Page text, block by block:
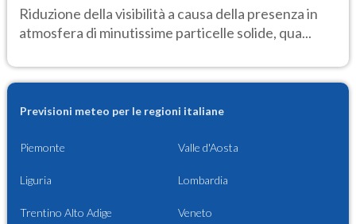
Riduzione della visibilità a causa della presenza in
atmosfera di minutissime particelle solide, qua...
Previsioni meteo per le regioni italiane
Piemonte Valle d'Aosta
Liguria Lombardia
Trentino Alto Adige Veneto